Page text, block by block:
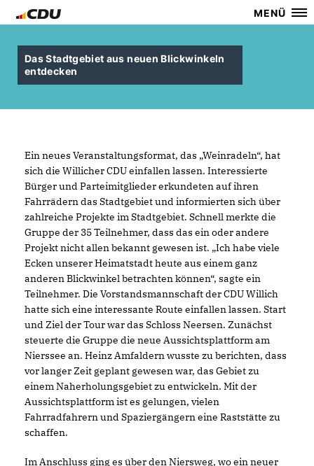
MENÜ
Das Stadtgebiet aus neuen Blickwinkeln
entdecken
Ein neues Veranstaltungsformat, das „Weinradeln“, hat
sich die Willicher CDU einfallen lassen. Interessierte
Bürger und Parteimitglieder erkundeten auf ihren
Fahrrädern das Stadtgebiet und informierten sich über
zahlreiche Projekte im Stadtgebiet. Schnell merkte die
Gruppe der 35 Teilnehmer, dass das ein oder andere
Projekt nicht allen bekannt gewesen ist. „Ich habe viele
Ecken unserer Heimatstadt heute aus einem ganz
anderen Blickwinkel betrachten können“, sagte ein
Teilnehmer. Die Vorstandsmannschaft der CDU Willich
hatte sich eine interessante Route einfallen lassen. Start
und Ziel der Tour war das Schloss Neersen. Zunächst
steuerte die Gruppe die neue Aussichtsplattform am
Nierssee an. Heinz Amfaldern wusste zu berichten, dass
vor langer Zeit geplant gewesen war, das Gebiet zu
einem Naherholungsgebiet zu entwickeln. Mit der
Aussichtsplattform ist es gelungen, vielen
Fahrradfahrern und Spaziergängern eine Raststätte zu
schaffen.
Im Anschluss ging es über den Niersweg, wo ein neuer